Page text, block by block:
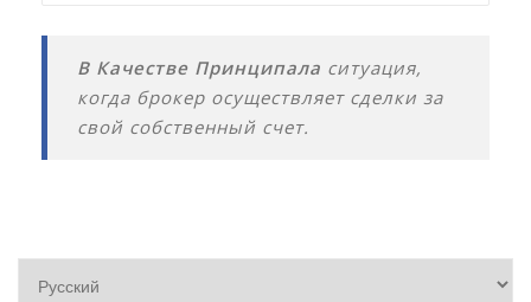
В Качестве Принципала ситуация,
когда брокер осуществляет сделки за
свой собственный счет.